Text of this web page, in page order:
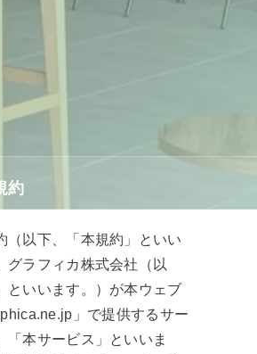
約
（以下、「本規約」といい
グラフィカ株式会社（以
といいます。）が本ウェブ
」で提供するサー
「本サービス」といいま